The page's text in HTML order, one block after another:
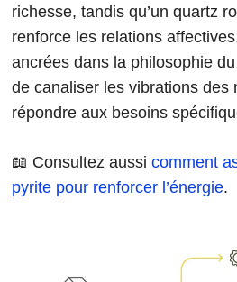
richesse, tandis qu’un quartz
renforce les relations
ancrées dans la philosophie
de canaliser les vibrations des
répondre aux besoins
📖 Consultez aussi comment
pyrite pour renforcer l’énergie.